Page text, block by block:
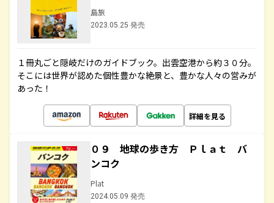
島旅
2023.05.25 発売
１冊丸ごと隠岐だけのガイドブック。出雲空港から約３０分。
そこには世界が認めた個性豊かな絶景と、豊かな人々の営みが
あった！
詳細を見る
０９ 地球の歩き方 Ｐｌａｔ バ
ンコク
Plat
2024.05.09 発売